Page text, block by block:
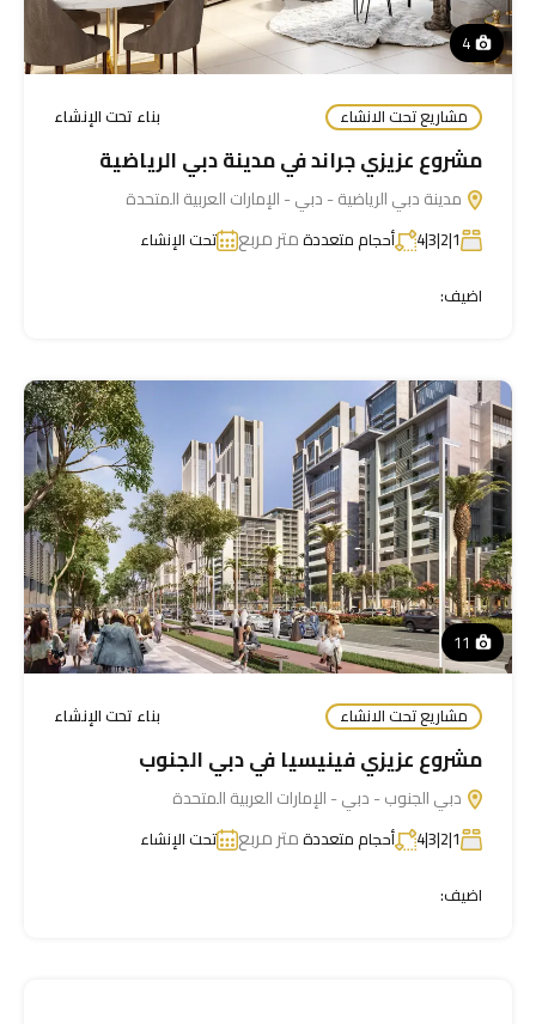
4
مشاريع تحت الانشاء بناء تحت الإنشاء
مشروع عزيزي جراند في مدينة دبي الرياضية
مدينة دبي الرياضية - دبي - الإمارات العربية المتحدة
1|2|3|4 أحجام متعددةمتر مربع
تحت الإنشاء
اضيف:
11
مشاريع تحت الانشاء بناء تحت الإنشاء
مشروع عزيزي فينيسيا في دبي الجنوب
دبي الجنوب - دبي - الإمارات العربية المتحدة
1|2|3|4 أحجام متعددةمتر مربع
تحت الإنشاء
اضيف: